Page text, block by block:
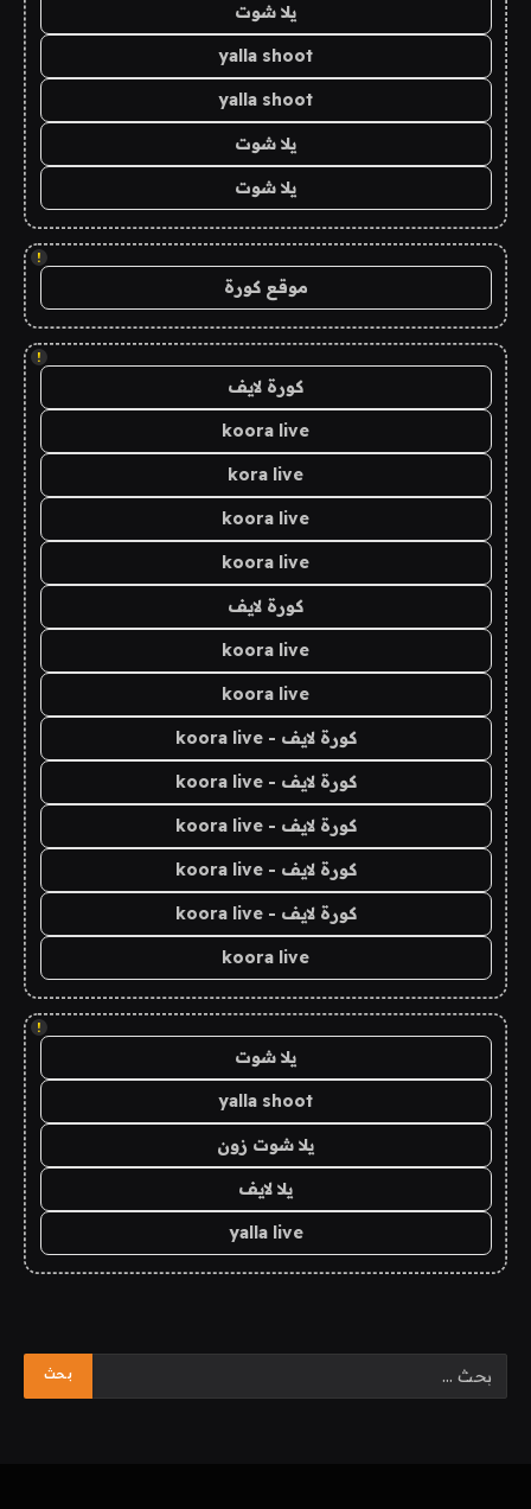
يلا شوت
yalla shoot
yalla shoot
يلا شوت
يلا شوت
!
موقع كورة
!
كورة لايف
koora live
kora live
koora live
koora live
كورة لايف
koora live
koora live
كورة لايف - koora live
كورة لايف - koora live
كورة لايف - koora live
كورة لايف - koora live
كورة لايف - koora live
koora live
!
يلا شوت
yalla shoot
يلا شوت زون
يلا لايف
yalla live